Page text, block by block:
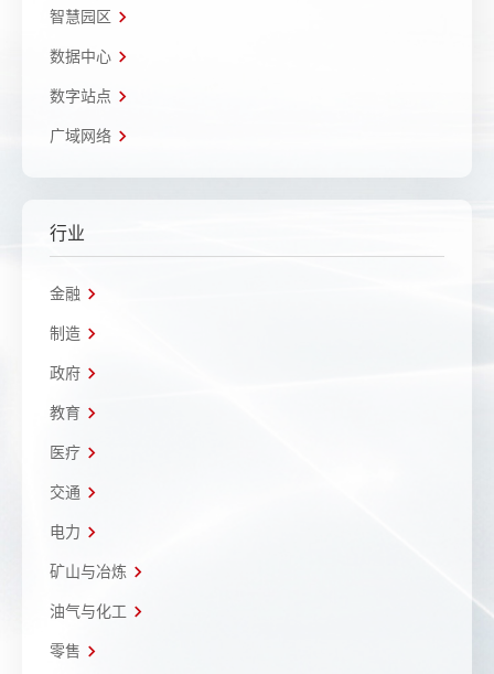
智慧园区
数据中心
数字站点
广域网络
行业
金融
制造
政府
教育
医疗
交通
电力
矿山与冶炼
油气与化工
零售